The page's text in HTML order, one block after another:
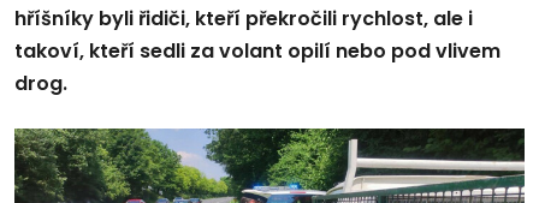
hříšníky byli řidiči, kteří překročili rychlost, ale i
takoví, kteří sedli za volant opilí nebo pod vlivem
drog.